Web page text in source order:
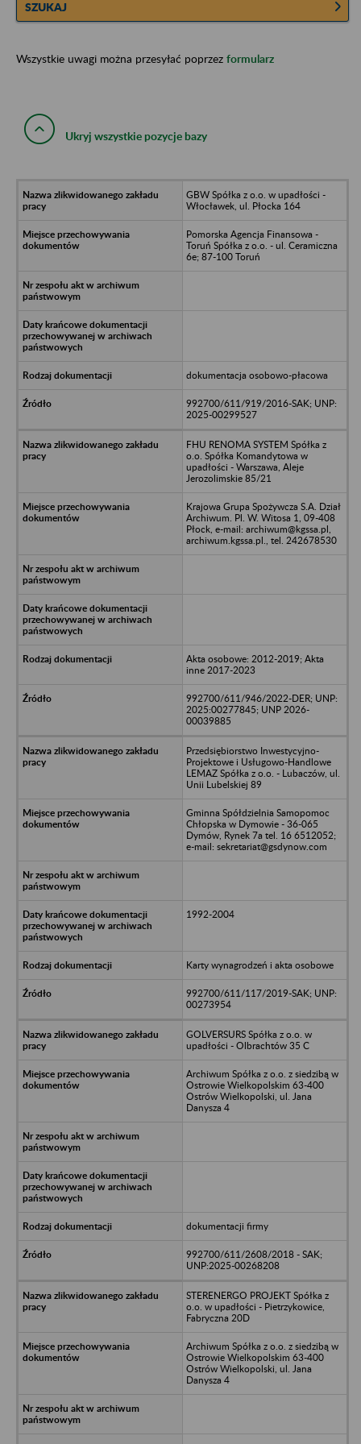
SZUKAJ
Wszystkie uwagi można przesyłać poprzez formularz
Ukryj wszystkie pozycje bazy
GBW Spółka z o.o. w upadłości -
Włocławek, ul. Płocka 164
Pomorska Agencja Finansowa -
Toruń Spółka z o.o. - ul. Ceramiczna
6e; 87-100 Toruń
dokumentacja osobowo-płacowa
992700/611/919/2016-SAK; UNP:
2025-00299527
FHU RENOMA SYSTEM Spółka z
o.o. Spółka Komandytowa w
upadłości - Warszawa, Aleje
Jerozolimskie 85/21
Krajowa Grupa Spożywcza S.A. Dział
Archiwum. Pl. W. Witosa 1, 09-408
Płock, e-mail: archiwum@kgssa.pl,
archiwum.kgssa.pl., tel. 242678530
Akta osobowe: 2012-2019; Akta
inne 2017-2023
992700/611/946/2022-DER; UNP:
2025:00277845; UNP 2026-
00039885
Przedsiębiorstwo Inwestycyjno-
Projektowe i Usługowo-Handlowe
LEMAZ Spółka z o.o. - Lubaczów, ul.
Unii Lubelskiej 89
Gminna Spółdzielnia Samopomoc
Chłopska w Dymowie - 36-065
Dymów, Rynek 7a tel. 16 6512052;
e-mail: sekretariat@gsdynow.com
1992-2004
Karty wynagrodzeń i akta osobowe
992700/611/117/2019-SAK; UNP:
00273954
GOLVERSURS Spółka z o.o. w
upadłości - Olbrachtów 35 C
Archiwum Spółka z o.o. z siedzibą w
Ostrowie Wielkopolskim 63-400
Ostrów Wielkopolski, ul. Jana
Danysza 4
dokumentacji firmy
992700/611/2608/2018 - SAK;
UNP:2025-00268208
STERENERGO PROJEKT Spółka z
o.o. w upadłości - Pietrzykowice,
Fabryczna 20D
Archiwum Spółka z o.o. z siedzibą w
Ostrowie Wielkopolskim 63-400
Ostrów Wielkopolski, ul. Jana
Danysza 4